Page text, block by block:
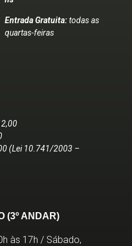
Entrada Gratuita:todas as
quartas-feiras
(Lei 10.741/2003 –
(3º ANDAR)
às 17h / Sábado,